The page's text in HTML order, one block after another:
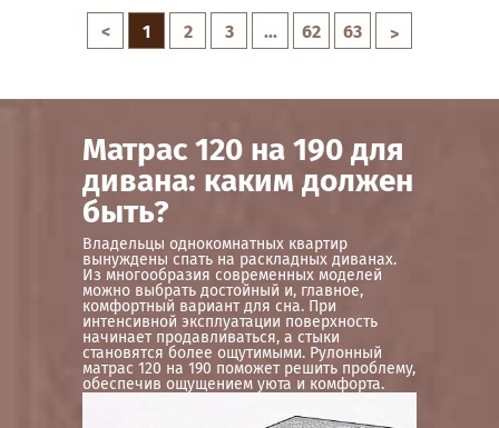
< 1 2 3 ... 62 63 >
Матрас 120 на 190 для
дивана: каким должен
быть?
Владельцы однокомнатных квартир
вынуждены спать на раскладных диванах.
Из многообразия современных моделей
можно выбрать достойный и, главное,
комфортный вариант для сна. При
интенсивной эксплуатации поверхность
начинает продавливаться, а стыки
становятся более ощутимыми. Рулонный
матрас 120 на 190 поможет решить проблему,
обеспечив ощущением уюта и комфорта.